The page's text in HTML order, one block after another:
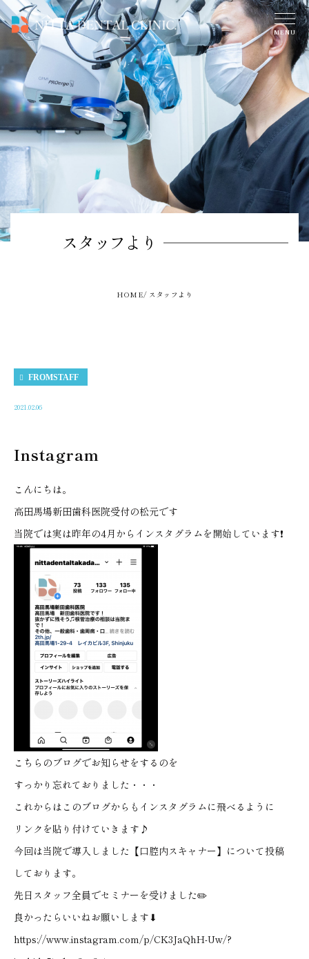
スタッフより
HOME スタッフより
FROMSTAFF
2021.02.06
Instagram
こんにちは。
高田馬場新田歯科医院受付の松元です
当院では実は昨年の4月からインスタグラムを開始しています❗️
こちらのブログでお知らせをするのを
すっかり忘れておりました・・・
これからはこのブログからもインスタグラムに飛べるように
リンクを貼り付けていきます♪
今回は当院で導入しました【口腔内スキャナー】について投稿
しております。
先日スタッフ全員でセミナーを受けました✏️
良かったらいいねお願いします⬇︎
https://www.instagram.com/p/CK3JaQhH-Uw/?